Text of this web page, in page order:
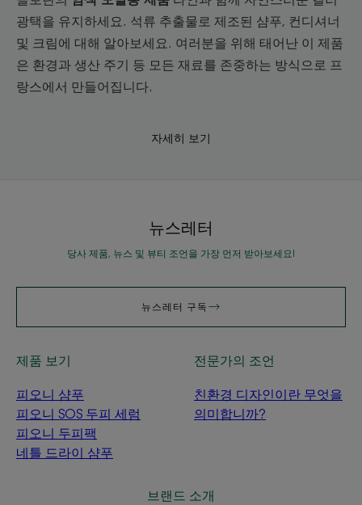
광택을 유지하세요. 석류 추출물로 제조된 샴푸, 컨디셔너
및 크림에 대해 알아보세요. 여러분을 위해 태어난 이 제품
은 환경과 생산 주기 등 모든 재료를 존중하는 방식으로 프
랑스에서 만들어집니다.
자세히 보기
뉴스레터
당사 제품, 뉴스 및 뷰티 조언을 가장 먼저 받아보세요!
뉴스레터 구독
제품 보기
피오니 샴푸
피오니 SOS 두피 세럼
피오니 두피팩
네틀 드라이 샴푸
전문가의 조언
친환경 디자인이란 무엇을
의미합니까?
브랜드 소개